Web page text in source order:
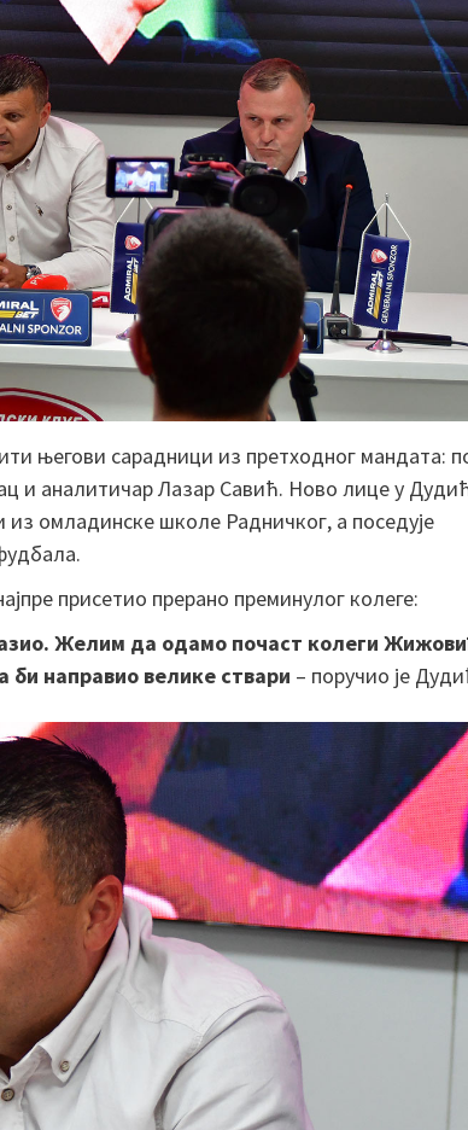
његови сарадници из претходног мандата:
и аналитичар Лазар Савић. Ново лице у
омладинске школе Радничког, а поседује
присетио прерано преминулог колеге:
Желим да одамо почаст колеги
би направио велике ствари – поручио је